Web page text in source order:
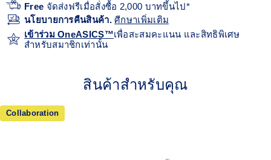
Free จัดส่งฟรีเมื่อสั่งซื้อ 2,000 บาทขึ้นไป*
นโยบายการคืนสินค้า.ศีกษาเพิ่มเติม
เข้าร่วม OneASICS™เพื่อสะสมคะแนน และสิทธิพิเศษ
สำหรับสมาชิกเท่านั้น
สินค้าสำหรับคุณ
Collaboration